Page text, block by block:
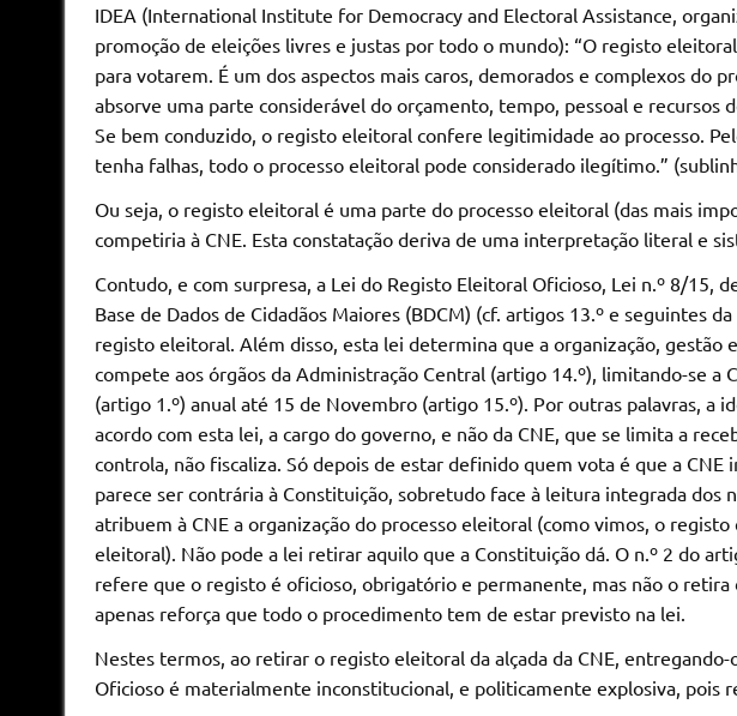
IDEA (International Institute for Democracy and Electoral Assistance,
promoção de eleições livres e justas por todo o mundo): “O registo
para votarem. É um dos aspectos mais caros, demorados e complexos do
absorve uma parte considerável do orçamento, tempo, pessoal e recursos
Se bem conduzido, o registo eleitoral confere legitimidade ao processo.
tenha falhas, todo o processo eleitoral pode considerado ilegítimo.”
Ou seja, o registo eleitoral é uma parte do processo eleitoral (das mais
competiria à CNE. Esta constatação deriva de uma interpretação literal e
Contudo, e com surpresa, a Lei do Registo Eleitoral Oficioso, Lei n.º 8/15,
Base de Dados de Cidadãos Maiores (BDCM) (cf. artigos 13.º e seguintes
registo eleitoral. Além disso, esta lei determina que a organização, gestão
compete aos órgãos da Administração Central (artigo 14.º), limitando-se a
(artigo 1.º) anual até 15 de Novembro (artigo 15.º). Por outras palavras, a
acordo com esta lei, a cargo do governo, e não da CNE, que se limita a
controla, não fiscaliza. Só depois de estar definido quem vota é que a CNE
parece ser contrária à Constituição, sobretudo face à leitura integrada dos
atribuem à CNE a organização do processo eleitoral (como vimos, o
eleitoral). Não pode a lei retirar aquilo que a Constituição dá. O n.º 2 do
refere que o registo é oficioso, obrigatório e permanente, mas não o retira
apenas reforça que todo o procedimento tem de estar previsto na lei.
Nestes termos, ao retirar o registo eleitoral da alçada da CNE,
Oficioso é materialmente inconstitucional, e politicamente explosiva, pois